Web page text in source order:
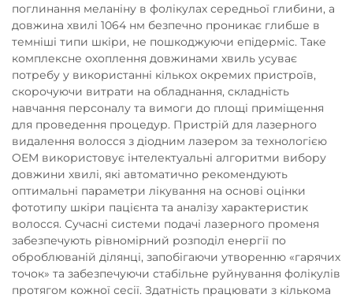
поглинання меланіну в фолікулах середньої глибини, а
довжина хвилі 1064 нм безпечно проникає глибше в
темніші типи шкіри, не пошкоджуючи епідерміс. Таке
комплексне охоплення довжинами хвиль усуває
потребу у використанні кількох окремих пристроїв,
скорочуючи витрати на обладнання, складність
навчання персоналу та вимоги до площі приміщення
для проведення процедур. Пристрій для лазерного
видалення волосся з діодним лазером за технологією
OEM використовує інтелектуальні алгоритми вибору
довжини хвилі, які автоматично рекомендують
оптимальні параметри лікування на основі оцінки
фототипу шкіри пацієнта та аналізу характеристик
волосся. Сучасні системи подачі лазерного променя
забезпечують рівномірний розподіл енергії по
оброблюваній ділянці, запобігаючи утворенню «гарячих
точок» та забезпечуючи стабільне руйнування фолікулів
протягом кожної сесії. Здатність працювати з кількома